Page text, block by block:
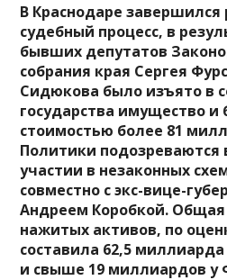
В Краснодаре завершился
судебный процесс, в
бывших депутатов
собрания края Сергея
Сидюкова было изъято в
государства имущество и
стоимостью более 81
Политики подозреваются
участии в незаконных
совместно с экс-вице-
Андреем Коробкой.
нажитых активов, по
составила 62,5
и свыше 19 миллиардов у